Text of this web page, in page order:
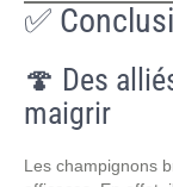
✅
🍄 Des
maigrir
Les champignons